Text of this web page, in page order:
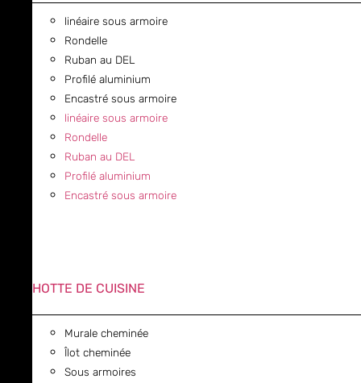
linéaire sous armoire
Rondelle
Ruban au DEL
Profilé aluminium
Encastré sous armoire
linéaire sous armoire
Rondelle
Ruban au DEL
Profilé aluminium
Encastré sous armoire
HOTTE DE CUISINE
Murale cheminée
Îlot cheminée
Sous armoires